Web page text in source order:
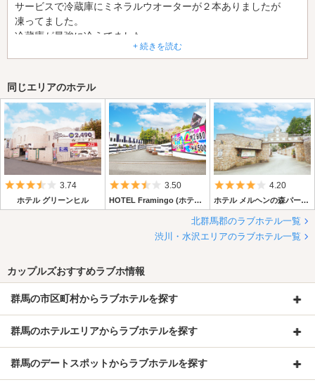
サービスで冷蔵庫にミネラルウオーターが２本ありましたが
凍ってました。
冷蔵庫が最強に冷えてました。
+ 続きを読む
同じエリアのホテル
5つ星のうち3.5
3.74
ホテル グリーンヒル
5つ星のうち3.5
3.50
HOTEL Framingo (ホテル フラミンゴ)
5つ星のうち4
4.20
ホテル メルヘンの森パートⅡ
北群馬郡のラブホテル一覧
渋川・水沢エリアのラブホテル一覧
カップルズおすすめラブホ情報
群馬の市区町村からラブホテルを探す
群馬のホテルエリアからラブホテルを探す
群馬のデートスポットからラブホテルを探す